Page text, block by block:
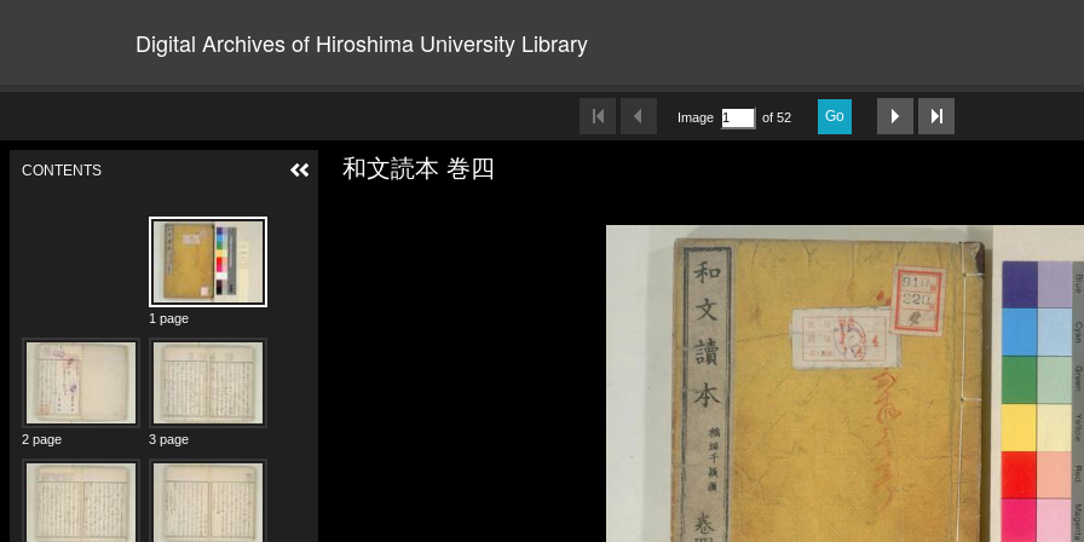
Digital Archives of Hiroshima University Library